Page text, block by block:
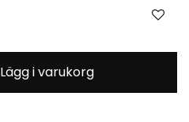
Lägg i varukorg